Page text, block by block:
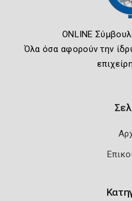
ONLINE
Όλα όσα αφορούν την